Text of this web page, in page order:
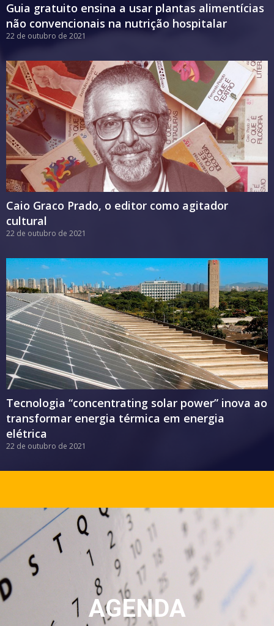
Guia gratuito ensina a usar plantas alimentícias
não convencionais na nutrição hospitalar
22 de outubro de 2021
Caio Graco Prado, o editor como agitador
cultural
22 de outubro de 2021
Tecnologia “concentrating solar power” inova ao
transformar energia térmica em energia
elétrica
22 de outubro de 2021
AGENDA